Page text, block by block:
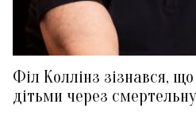
Філ Коллінз зізнався,
дітьми через